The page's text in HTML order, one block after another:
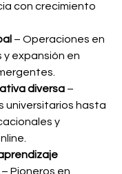
con crecimiento
– Operaciones en
y expansión en
diversa –
universitarios hasta
y
– Pioneros en